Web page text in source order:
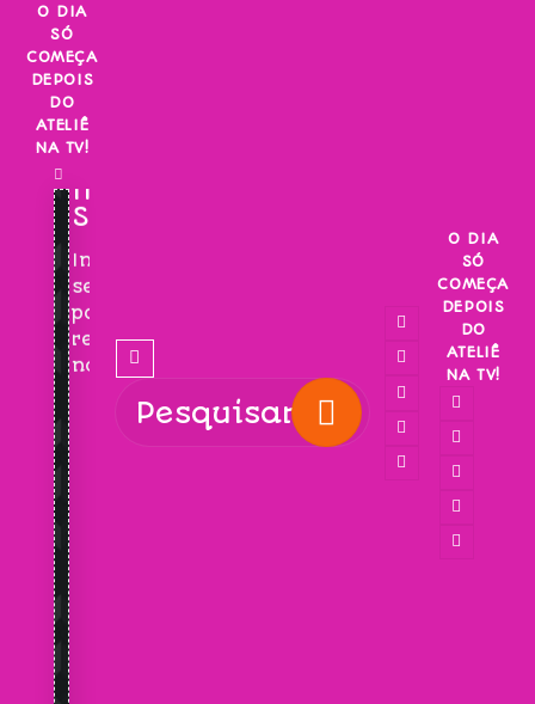
Skip
content
O DIA
SÓ
COMEÇA
DEPOIS
DO
ATELIÊ
NA TV!
INSCREVA-
SE!
Inscreva-
se
para
receber
novidades!
O DIA
SÓ
COMEÇA
DEPOIS
DO
ATELIÊ
NA TV!